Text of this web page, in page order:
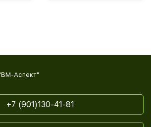
Аспект"
+7 (901)130-41-81